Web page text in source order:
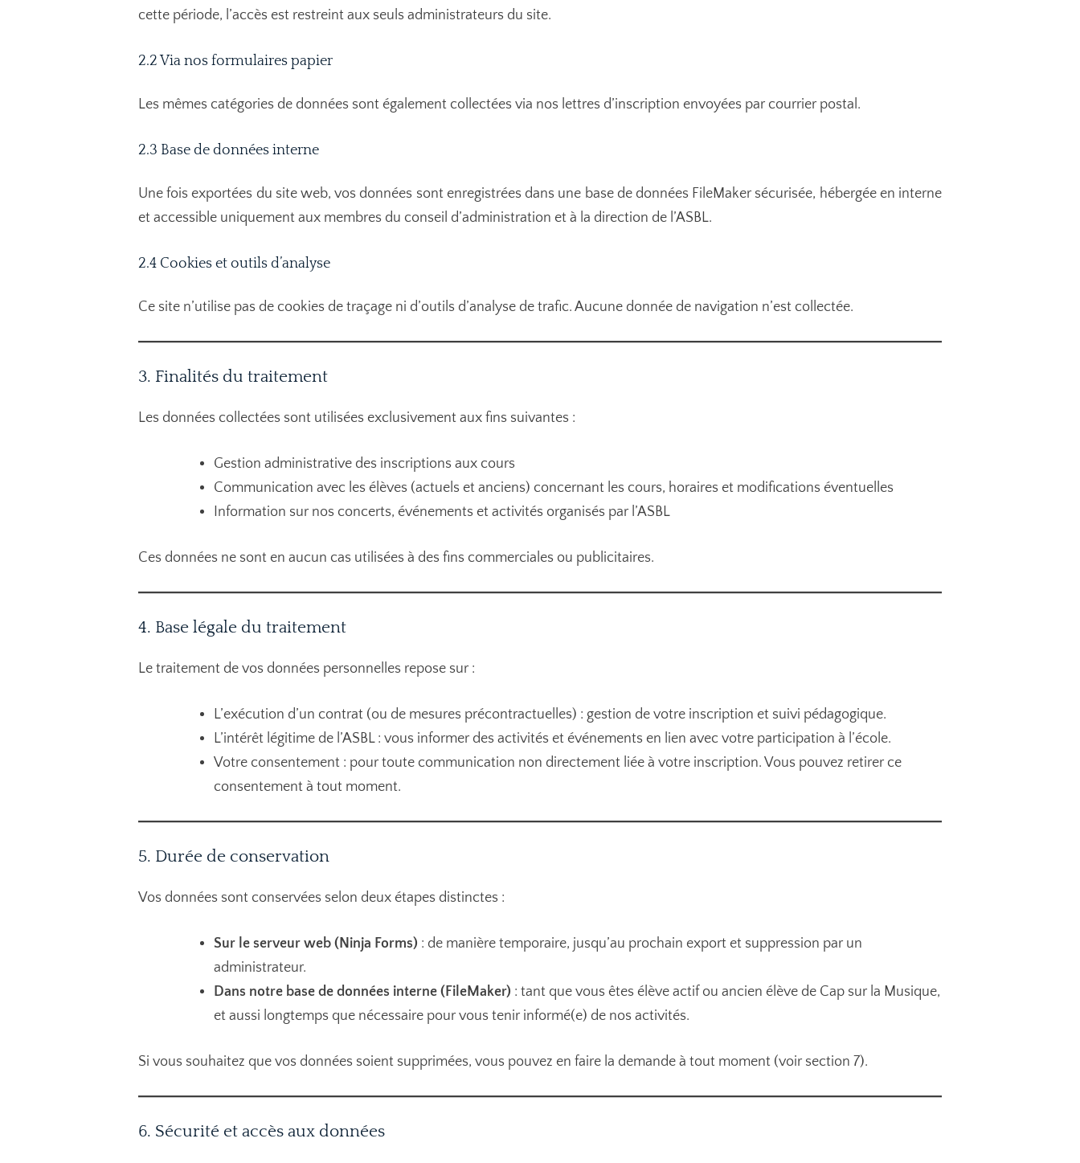
cette période, l’accès est restreint aux seuls administrateurs du site.
2.2 Via nos formulaires papier
Les mêmes catégories de données sont également collectées via nos lettres d’inscription envoyées par courrier postal.
2.3 Base de données interne
Une fois exportées du site web, vos données sont enregistrées dans une base de données FileMaker sécurisée, hébergée en interne
et accessible uniquement aux membres du conseil d’administration et à la direction de l’ASBL.
2.4 Cookies et outils d’analyse
Ce site n’utilise pas de cookies de traçage ni d’outils d’analyse de trafic. Aucune donnée de navigation n’est collectée.
3. Finalités du traitement
Les données collectées sont utilisées exclusivement aux fins suivantes :
Gestion administrative des inscriptions aux cours
Communication avec les élèves (actuels et anciens) concernant les cours, horaires et modifications éventuelles
Information sur nos concerts, événements et activités organisés par l’ASBL
Ces données ne sont en aucun cas utilisées à des fins commerciales ou publicitaires.
4. Base légale du traitement
Le traitement de vos données personnelles repose sur :
L’exécution d’un contrat (ou de mesures précontractuelles) : gestion de votre inscription et suivi pédagogique.
L’intérêt légitime de l’ASBL : vous informer des activités et événements en lien avec votre participation à l’école.
Votre consentement : pour toute communication non directement liée à votre inscription. Vous pouvez retirer ce
consentement à tout moment.
5. Durée de conservation
Vos données sont conservées selon deux étapes distinctes :
Sur le serveur web (Ninja Forms) : de manière temporaire, jusqu’au prochain export et suppression par un
administrateur.
Dans notre base de données interne (FileMaker) : tant que vous êtes élève actif ou ancien élève de Cap sur la Musique,
et aussi longtemps que nécessaire pour vous tenir informé(e) de nos activités.
Si vous souhaitez que vos données soient supprimées, vous pouvez en faire la demande à tout moment (voir section 7).
6. Sécurité et accès aux données